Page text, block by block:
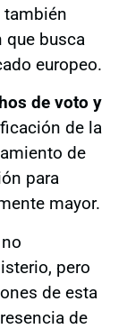
que busca
europeo.
de voto y
de la
de
para
mayor.
pero
de esta
de